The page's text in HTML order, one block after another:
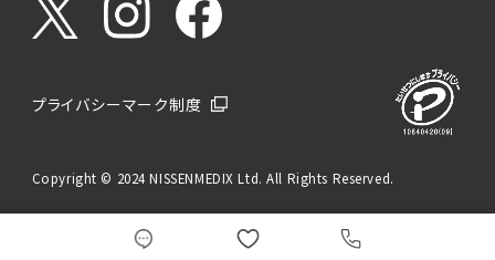
プライバシーマーク制度
Copyright © 2024 NISSENMEDIX Ltd. All Rights Reserved.